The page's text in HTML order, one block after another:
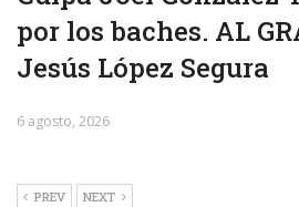
por los baches. AL
Jesús López Segura
6 agosto, 2026
PREV NEXT